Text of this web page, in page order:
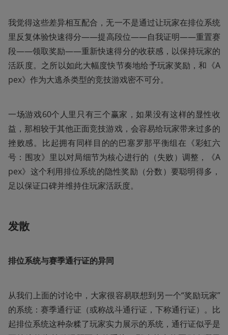
我觉得这些差异相互配合，无一不是通过让玩家在排位系统
里反复体验快速得分——提高段位——自我证明——重置赛
段——领取奖励——重新快速得分的收获感，以保持玩家的
活跃度。之所以如此大幅度快节奏地给予玩家奖励，和《A
pex》作为大逃杀类型的竞技游戏密不可分。
一场游戏60个人里只有三个赢家，如果没有这样的显性收
益，那相较于其他正面竞技游戏，会容易给玩家带来过多的
挫败感。比起拥有同样目的的巴塞罗那平衡组在《彩虹六
号：围攻》里以对局细节为核心进行的（失败）调整，《A
pex》这个利用排位系统的隐性奖励（分数）要聪明得多，
足以保证口碑并维持住玩家活跃度。
发散
排位系统与赛季通行证的异同
从我们上面的讨论中，大家很容易联想到另一个“奖励玩家”
的系统：赛季通行证（或称战斗通行证，下称通行证）。比
起排位系统这种杂糅了玩家实力展示的系统，通行证似乎是